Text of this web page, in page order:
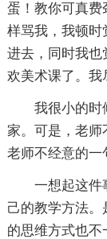
蛋！教你可真
样骂我，我顿时
进去，同时我也
欢美术课了。我
我很小的时
家。可是，老师
老师不经意的一
一想起这件
己的教学方法
的思维方式也